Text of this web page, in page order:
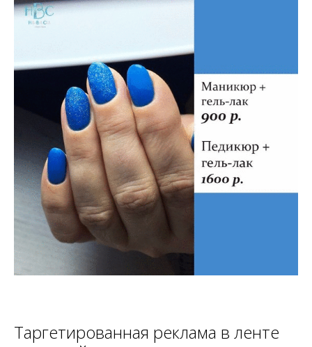
Таргетированная реклама в ленте